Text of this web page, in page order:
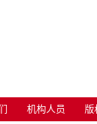
机构人员 版